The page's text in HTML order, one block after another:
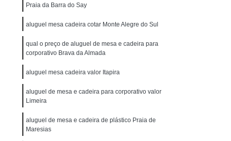
Praia da Barra do Say
aluguel mesa cadeira cotar Monte Alegre do Sul
qual o preço de aluguel de mesa e cadeira para
corporativo Brava da Almada
aluguel mesa cadeira valor Itapira
aluguel de mesa e cadeira para corporativo valor
Limeira
aluguel de mesa e cadeira de plástico Praia de
Maresias